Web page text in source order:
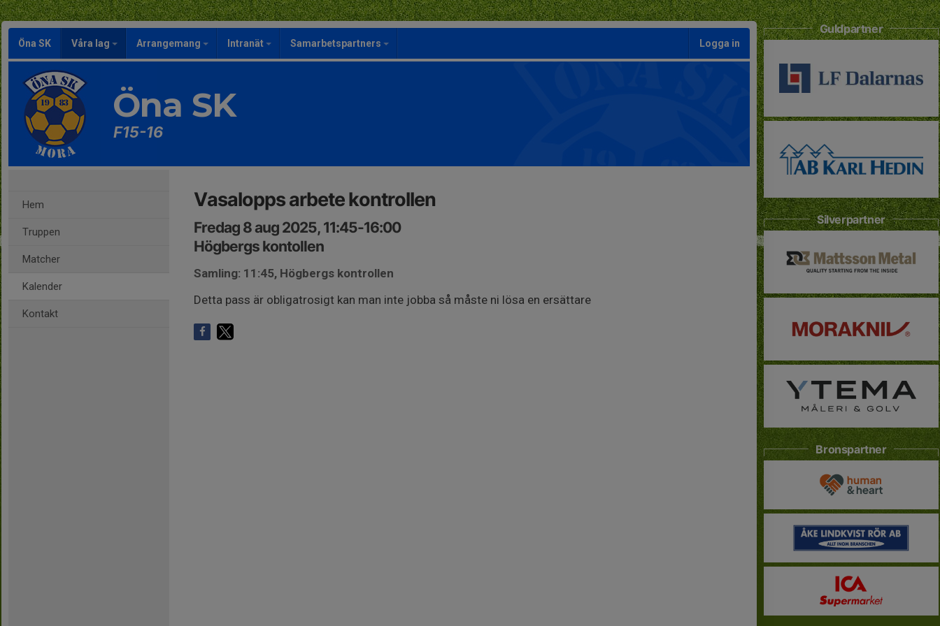
Öna SK Våra lag Arrangemang Intranät Samarbetspartners Logga in
Öna SK
F15-16
Hem
Truppen
Matcher
Kalender
Kontakt
Vasalopps arbete kontrollen
Fredag 8 aug 2025, 11:45-16:00
Högbergs kontollen
Samling: 11:45, Högbergs kontrollen
Detta pass är obligatrosigt kan man inte jobba så måste ni lösa en ersättare
Guldpartner
Silverpartner
Bronspartner